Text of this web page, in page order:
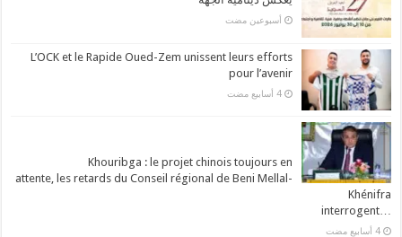
‏أسبوعين مضت
L’OCK et le Rapide Oued-Zem unissent leurs efforts
pour l’avenir
‏4 أسابيع مضت
Khouribga : le projet chinois toujours en
attente, les retards du Conseil régional de Beni Mellal-
Khénifra
…interrogent
‏4 أسابيع مضت